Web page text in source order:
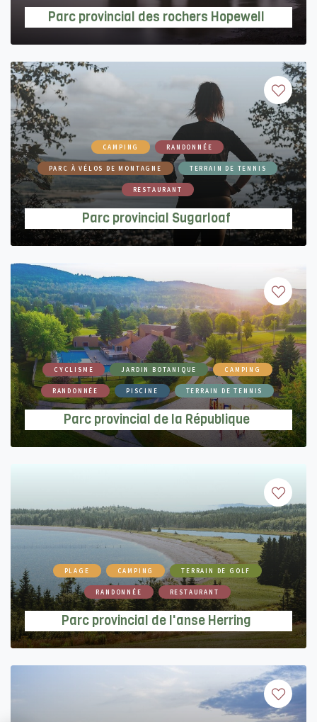
Parc provincial des rochers Hopewell
CAMPING RANDONNÉE
PARC À VÉLOS DE MONTAGNE TERRAIN DE TENNIS
RESTAURANT
Parc provincial Sugarloaf
CYCLISME JARDIN BOTANIQUE CAMPING
RANDONNÉE PISCINE TERRAIN DE TENNIS
Parc provincial de la République
PLAGE CAMPING TERRAIN DE GOLF
RANDONNÉE RESTAURANT
Parc provincial de l'anse Herring